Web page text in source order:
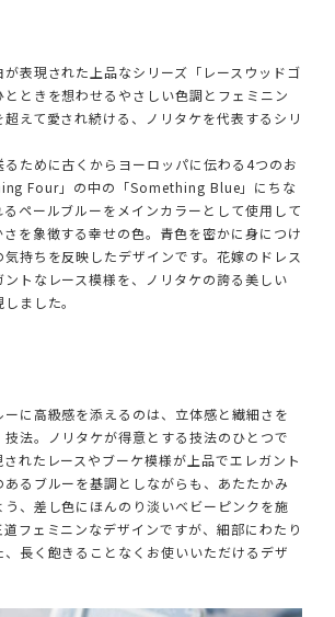
表現された上品なシリーズ「レースウッドゴ
ときを想わせるやさしい色調とフェミニン
えて愛され続ける、ノリタケを代表するシリ
ために古くからヨーロッパに伝わる4つのお
Four」の中の「Something Blue」にちな
ペールブルーをメインカラーとして使用して
を象徴する幸せの色。青色を密かに身につけ
持ちを反映したデザインです。花嫁のドレス
トなレース模様を、ノリタケの誇る美しい
ました。
に高級感を添えるのは、立体感と繊細さを
法。ノリタケが得意とする技法のひとつで
れたレースやブーケ模様が上品でエレガント
るブルーを基調としながらも、あたたかみ
、差し色にほんのり淡いベビーピンクを施
道フェミニンなデザインですが、細部にわたり
、長く飽きることなくお使いいただけるデザ